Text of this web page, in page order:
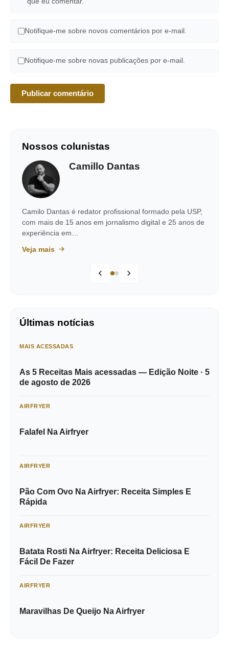
Notifique-me sobre novos comentários por e-mail.
Notifique-me sobre novas publicações por e-mail.
Nossos colunistas
Camillo Dantas
Camilo Dantas é redator profissional formado pela USP,
com mais de 15 anos em jornalismo digital e 25 anos de
experiência em…
Veja mais
Últimas notícias
MAIS ACESSADAS
As 5 Receitas Mais acessadas — Edição Noite · 5
de agosto de 2026
AIRFRYER
Falafel Na Airfryer
AIRFRYER
Pão Com Ovo Na Airfryer: Receita Simples E
Rápida
AIRFRYER
Batata Rosti Na Airfryer: Receita Deliciosa E
Fácil De Fazer
AIRFRYER
Maravilhas De Queijo Na Airfryer